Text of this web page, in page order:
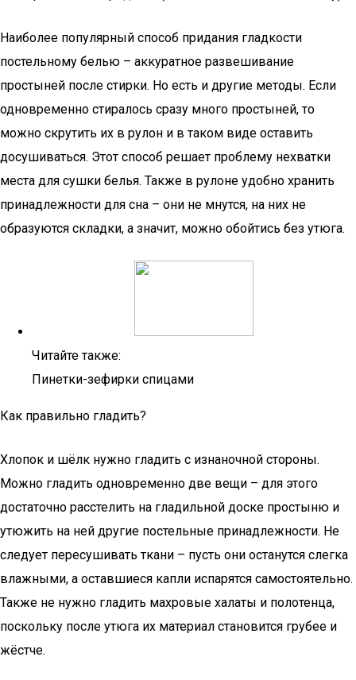
Наиболее популярный способ придания гладкости
постельному белью – аккуратное развешивание
простыней после стирки. Но есть и другие методы. Если
одновременно стиралось сразу много простыней, то
можно скрутить их в рулон и в таком виде оставить
досушиваться. Этот способ решает проблему нехватки
места для сушки белья. Также в рулоне удобно хранить
принадлежности для сна – они не мнутся, на них не
образуются складки, а значит, можно обойтись без утюга.
Читайте также:
Пинетки-зефирки спицами
Как правильно гладить?
Хлопок и шёлк нужно гладить с изнаночной стороны.
Можно гладить одновременно две вещи – для этого
достаточно расстелить на гладильной доске простыню и
утюжить на ней другие постельные принадлежности. Не
следует пересушивать ткани – пусть они останутся слегка
влажными, а оставшиеся капли испарятся самостоятельно.
Также не нужно гладить махровые халаты и полотенца,
поскольку после утюга их материал становится грубее и
жёстче.